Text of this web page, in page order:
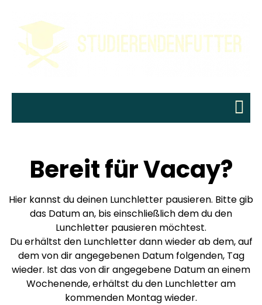
Bereit für Vacay?
Hier kannst du deinen Lunchletter pausieren. Bitte gib
das Datum an, bis einschließlich dem du den
Lunchletter pausieren möchtest.
Du erhältst den Lunchletter dann wieder ab dem, auf
dem von dir angegebenen Datum folgenden, Tag
wieder. Ist das von dir angegebene Datum an einem
Wochenende, erhältst du den Lunchletter am
kommenden Montag wieder.